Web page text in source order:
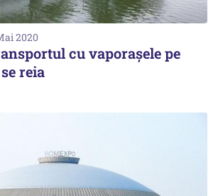
2020
cu vaporașele pe
reia